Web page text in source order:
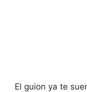
El guion ya te